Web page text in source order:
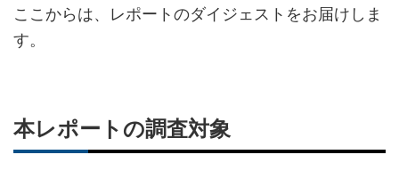
ここからは、レポートのダイジェストをお届けしま
す。
本レポートの調査対象